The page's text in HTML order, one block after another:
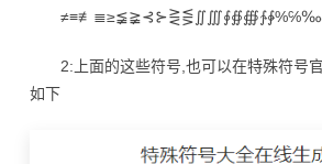
2:上面的这些符号,也可以在特殊符号
如下